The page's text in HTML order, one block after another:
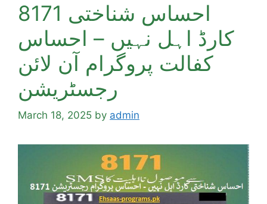
8171 احساس شناختی
کارڈ اہل نہیں – احساس
کفالت پروگرام آن لائن
رجسٹریشن
March 18, 2025 by admin